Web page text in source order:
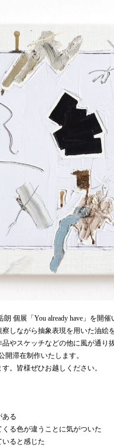
個展「You already have」を開催
しながら抽象表現を用いた油絵
やスケッチなどの他に風が通り
開滞在制作いたします。
。皆様ぜひお越しください。
ある
る色が違うことに気がついた
ると感じた